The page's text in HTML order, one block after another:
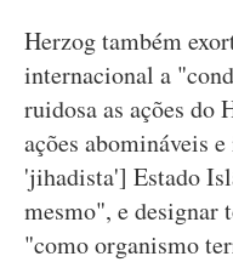
Herzog também
internacional a
ruidosa as ações do
ações abomináveis
'jihadista'] Estado
mesmo", e designar
"como organismo